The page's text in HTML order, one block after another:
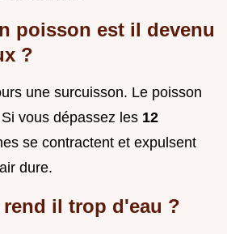
poisson est il devenu
?
une surcuisson. Le poisson
vous dépassez les 12
se contractent et expulsent
dure.
il trop d'eau ?